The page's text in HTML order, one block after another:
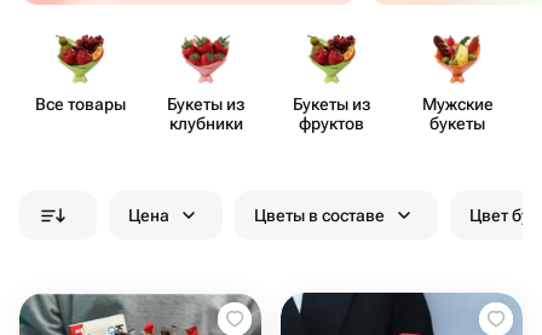
Все товары
Букеты из
клубники
Букеты из
фруктов
Мужские
букеты
Цена Цветы в составе Цвет